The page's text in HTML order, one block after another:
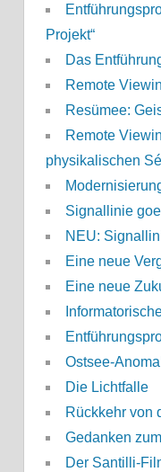
Projekt“
Das
Remote
Resümee:
Remote
physikalischen
Signallinie
NEU:
Eine neue
Eine neue
Ostsee-
Die Lichtfalle
Rückkehr von
Gedanken
Der Santilli-